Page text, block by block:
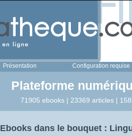
Présentation Configuration requise
Plateforme
71905 ebooks | 23369 articles |
Ebooks dans le bouquet :